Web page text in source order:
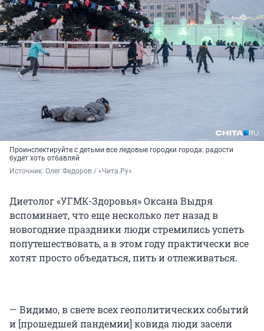
Проинспектируйте с детьми все ледовые городки города: радости
будет хоть отбавляй
Источник: Олег Федоров / «Чита.Ру»
Диетолог «УГМК-Здоровья» Оксана Выдря
вспоминает, что еще несколько лет назад в
новогодние праздники люди стремились успеть
попутешествовать, а в этом году практически все
хотят просто объедаться, пить и отлеживаться.
— Видимо, в свете всех геополитических событий
и [прошедшей пандемии] ковида люди засели